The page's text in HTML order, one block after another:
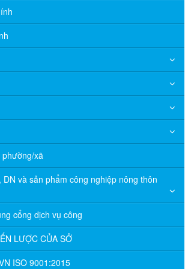
xã
DN và sản phẩm công nghiệp nông thôn
cổng dịch vụ công
LƯỢC CỦA SỞ
ISO 9001:2015